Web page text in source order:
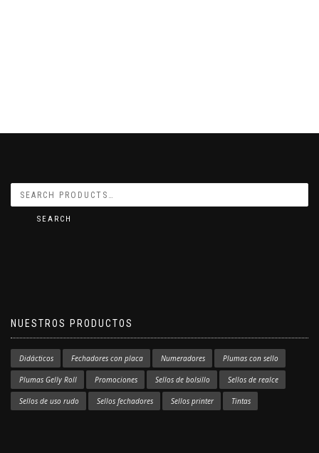
SEARCH
NUESTROS PRODUCTOS
Didácticos Fechadores con placa Numeradores Plumas con sello
Plumas Gelly Roll Promociones Sellos de bolsillo Sellos de realce
Sellos de uso rudo Sellos fechadores Sellos printer Tintas